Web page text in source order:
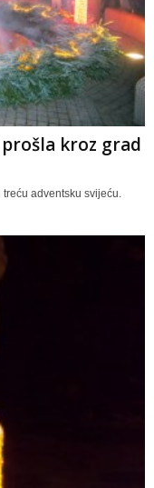
prošla kroz grad
adventsku svijeću.